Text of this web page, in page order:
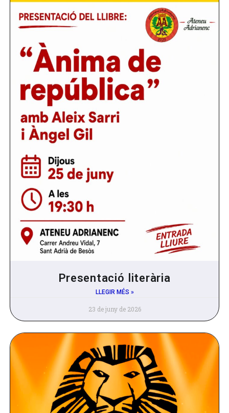
Presentació literària
LLEGIR MÉS »
23 de juny de 2026